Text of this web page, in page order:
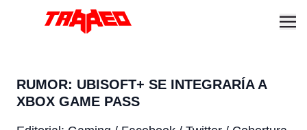
RUMOR: UBISOFT+ SE INTEGRARÍA A
XBOX GAME PASS